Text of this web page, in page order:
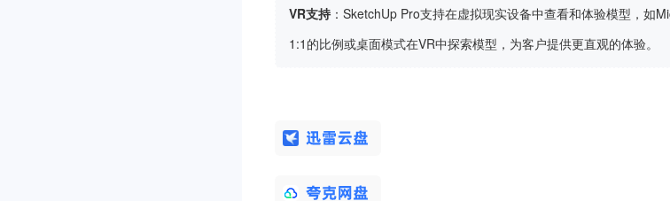
VR支持 ：SketchUp Pro支持在虚拟现实设备中查看和体验模型，如
1:1的比例或桌面模式在VR中探索模型，为客户提供更直观的体验。